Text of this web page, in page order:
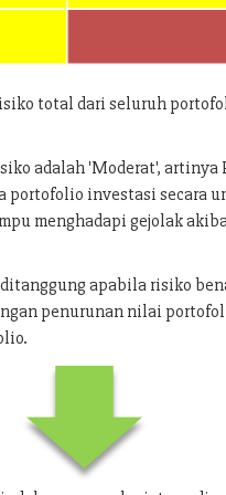
total dari seluruh
adalah 'Moderat',
portofolio investasi secara
menghadapi gejolak
apabila risiko
penurunan nilai